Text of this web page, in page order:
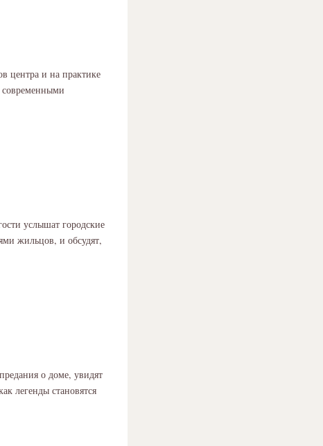
центра и на практике
услышат городские
жильцов, и обсудят,
о доме, увидят
легенды становятся